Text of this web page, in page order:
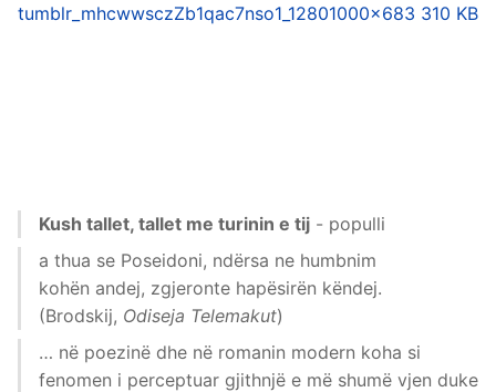
tumblr_mhcwwsczZb1qac7nso1_12801000×683 310 KB
Kush tallet, tallet me turinin e tij - populli
a thua se Poseidoni, ndërsa ne humbnim
kohën andej, zgjeronte hapësirën këndej.
(Brodskij, Odiseja Telemakut)
… në poezinë dhe në romanin modern koha si
fenomen i perceptuar gjithnjë e më shumë vjen duke